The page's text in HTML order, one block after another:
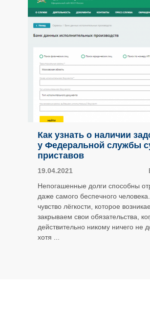
Как узнать о наличии
у Федеральной службы
приставов
19.04.2021
Непогашенные долги способны
даже самого беспечного
чувство лёгкости, которое
закрываем свои обязательства,
действительно никому ничего не
хотя ...